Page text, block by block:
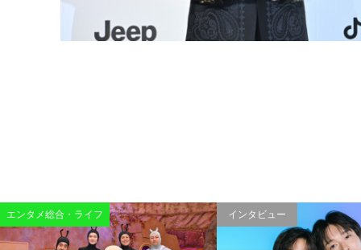
エンタメ総合・ライフ インタビュー